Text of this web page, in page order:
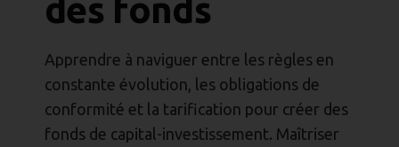
des fonds
Apprendre à naviguer entre les règles en
constante évolution, les obligations de
conformité et la tarification pour créer des
fonds de capital-investissement. Maîtriser